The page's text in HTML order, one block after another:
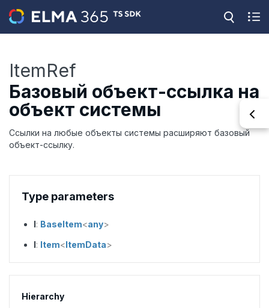
ItemRef
Базовый объект-ссылка на
объект системы
Ссылки на любые объекты системы расширяют базовый
объект-ссылку.
Type parameters
I: BaseItem<any>
I: Item<ItemData>
Hierarchy